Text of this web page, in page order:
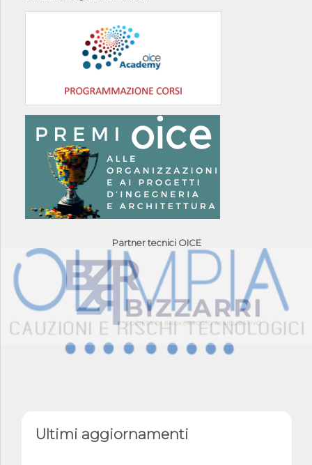
Partner tecnici OICE
Ultimi aggiornamenti